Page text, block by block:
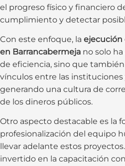
el progreso físico y financiero
cumplimiento y detectar
Con este enfoque, la ejecución
en Barrancabermeja no solo
de eficiencia, sino que
vínculos entre las instituciones
generando una cultura de
de los dineros públicos.
Otro aspecto destacable es la
profesionalización del equipo
llevar adelante estos
invertido en la capacitación